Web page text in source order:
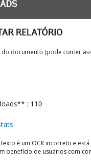
RELATÓRIO
documento (pode conter
: 110
é um OCR incorreto e
benefício de usuários com